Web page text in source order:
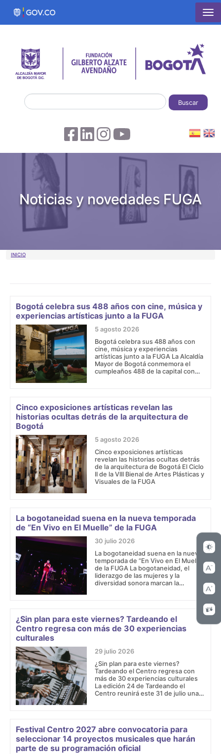
Pasar al contenido principal
Buscar
Noticias y novedades FUGA
Sobrescribir enlaces de ayuda a la
INICIO
Bogotá celebra sus 488 años con cine, música y
experiencias artísticas junto a la FUGA
5 agosto 2026
Bogotá celebra sus 488 años con
cine, música y experiencias
artísticas junto a la FUGA La Alcaldía
Mayor de Bogotá conmemora el
cumpleaños 488 de la capital con
Cinco exposiciones artísticas revelan las
historias ocultas detrás de la arquitectura de
Bogotá
5 agosto 2026
Cinco exposiciones artísticas
revelan las historias ocultas detrás
de la arquitectura de Bogotá El Ciclo
II de la VIII Bienal de Artes Plásticas y
Visuales de la FUGA
La bogotaneidad suena en la nueva temporada
de “En Vivo en El Muelle” de la FUGA
30 julio 2026
La bogotaneidad suena en la nueva
temporada de “En Vivo en El Muelle”
de la FUGA La bogotaneidad, el
liderazgo de las mujeres y la
diversidad sonora marcan la
programación 2026 de En Vivo en El
¿Sin plan para este viernes? Tardeando el
Centro regresa con más de 30 experiencias
culturales
29 julio 2026
¿Sin plan para este viernes?
Tardeando el Centro regresa con
más de 30 experiencias culturales
La edición 24 de Tardeando el
Centro reunirá este 31 de julio una
las actividades destacadas de la
agenda tendrá lugar en el
Festival Centro 2027 abre convocatoria para
seleccionar 14 proyectos musicales que harán
parte de su programación oficial